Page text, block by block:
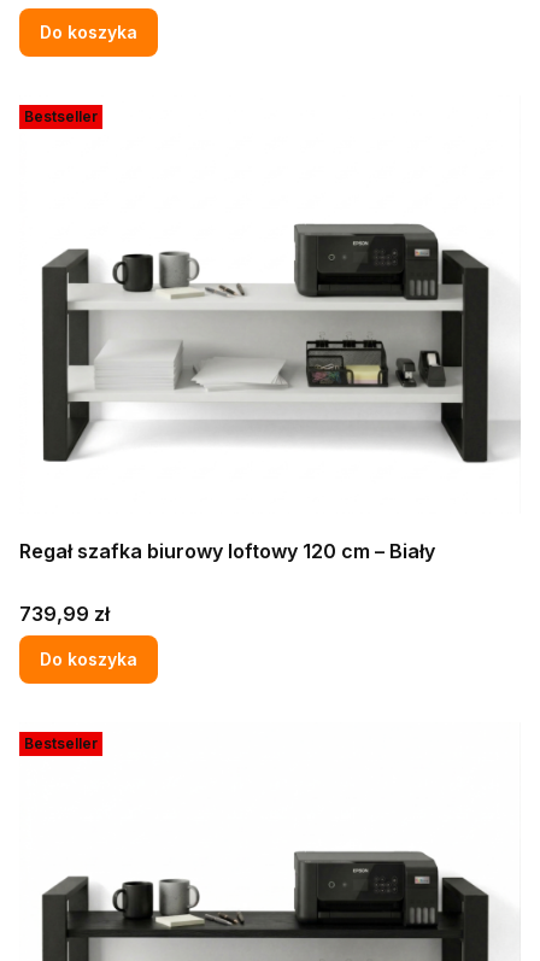
Do koszyka
Bestseller
Regał szafka biurowy loftowy 120 cm – Biały
Cena
739,99 zł
Do koszyka
Bestseller